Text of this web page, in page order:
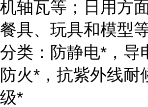
机轴瓦等；日用方
餐具、玩具和模型等
分类：防静电*，导
防火*，抗紫外线耐
级*